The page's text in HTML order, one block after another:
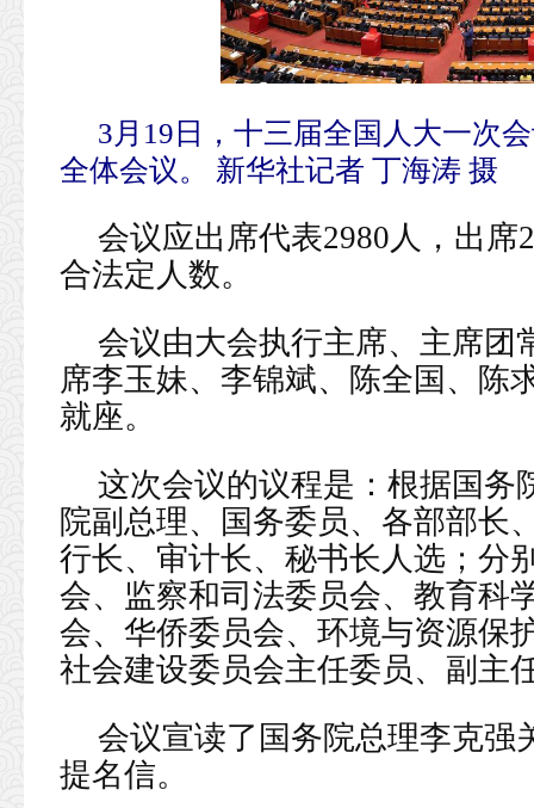
3月19日，十三届全国人大一次
全体会议。 新华社记者 丁海涛 摄
会议应出席代表2980人，出席
合法定人数。
会议由大会执行主席、主席团
席李玉妹、李锦斌、陈全国、陈
就座。
这次会议的议程是：根据国务
院副总理、国务委员、各部部长
行长、审计长、秘书长人选；分
会、监察和司法委员会、教育科
会、华侨委员会、环境与资源保
社会建设委员会主任委员、副主
会议宣读了国务院总理李克强
提名信。